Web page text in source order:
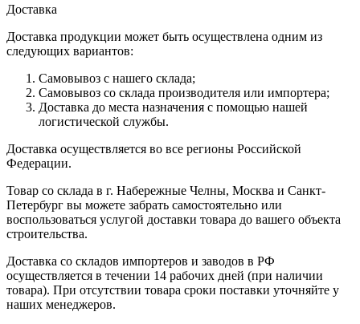
Доставка
Доставка продукции может быть осуществлена одним из
следующих вариантов:
Самовывоз с нашего склада;
Самовывоз со склада производителя или импортера;
Доставка до места назначения с помощью нашей
логистической службы.
Доставка осуществляется во все регионы Российской
Федерации.
Товар со склада в г. Набережные Челны, Москва и Санкт-
Петербург вы можете забрать самостоятельно или
воспользоваться услугой доставки товара до вашего объекта
строительства.
Доставка со складов импортеров и заводов в РФ
осуществляется в течении 14 рабочих дней (при наличии
товара). При отсутствии товара сроки поставки уточняйте у
наших менеджеров.